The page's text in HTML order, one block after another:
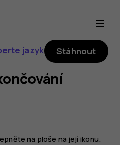
jazyk Stáhnout
na ploše na její ikonu.